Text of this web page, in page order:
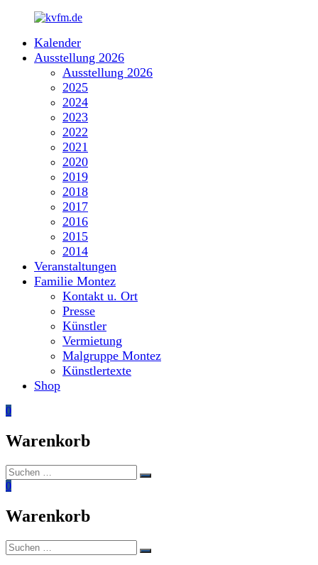
springen
kvfm.de
Kalender
Ausstellung 2026
Ausstellung 2026
2025
2024
2023
2022
2021
2020
2019
2018
2017
2016
2015
2014
Veranstaltungen
Familie Montez
Kontakt u. Ort
Presse
Künstler
Vermietung
Malgruppe Montez
Künstlertexte
Shop
0
Warenkorb
Suchen
nach:
Suchen
0
Warenkorb
Suchen
nach:
Suchen